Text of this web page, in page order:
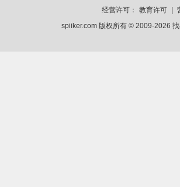
经营许可：
教育许可
spiiker.com 版权所有 © 2009-2026